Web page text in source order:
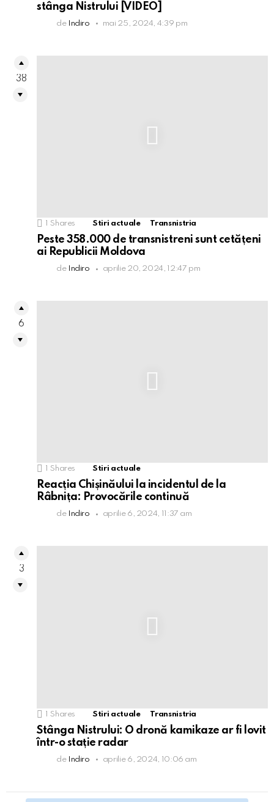
stânga Nistrului [VIDEO]
de Indiro mai 25, 2024, 4:39 pm
Shares Stiri actuale Transnistria
Peste 358.000 de transnistreni sunt cetățeni
ai Republicii Moldova
de Indiro aprilie 20, 2024, 12:47 pm
38
Shares Stiri actuale
Reacția Chișinăului la incidentul de la
Râbnița: Provocările continuă
de Indiro aprilie 6, 2024, 11:37 am
6
1 Shares Stiri actuale Transnistria
Stânga Nistrului: O dronă kamikaze ar fi lovit
într-o stație radar
de Indiro aprilie 6, 2024, 10:06 am
3